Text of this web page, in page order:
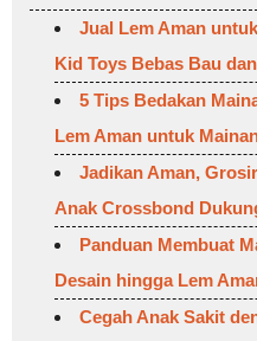
Jual Lem Aman
Kid Toys Bebas Bau
5 Tips Bedakan
Lem Aman untuk
Jadikan Aman,
Anak Crossbond
Panduan Membuat
Desain hingga Lem
Cegah Anak Sakit